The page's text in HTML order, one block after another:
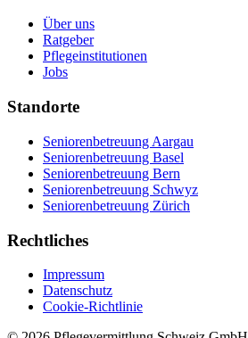
Über uns
Ratgeber
Pflegeinstitutionen
Jobs
Standorte
Seniorenbetreuung Aargau
Seniorenbetreuung Basel
Seniorenbetreuung Bern
Seniorenbetreuung Schwyz
Seniorenbetreuung Zürich
Rechtliches
Impressum
Datenschutz
Cookie-Richtlinie